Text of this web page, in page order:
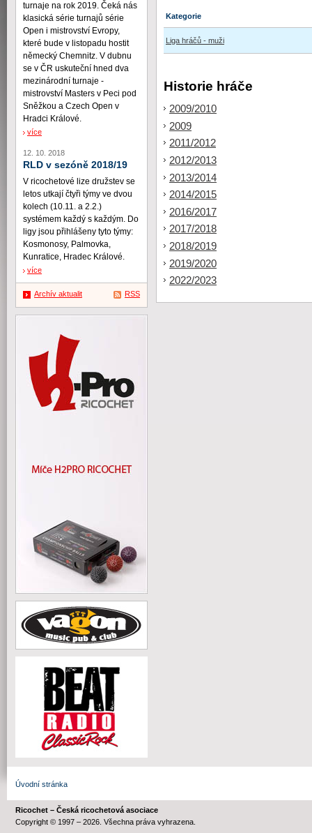
Kategorie
Liga hráčů - muži
Historie hráče
2009/2010
2009
2011/2012
2012/2013
2013/2014
2014/2015
2016/2017
2017/2018
2018/2019
2019/2020
2022/2023
turnaje na rok 2019. Čeká nás
klasická série turnajů série
Open i mistrovství Evropy,
které bude v listopadu hostit
německý Chemnitz. V dubnu
se v ČR uskuteční hned dva
mezinárodní turnaje -
mistrovství Masters v Peci pod
Sněžkou a Czech Open v
Hradci Králové.
více
12. 10. 2018
RLD v sezóně 2018/19
V ricochetové lize družstev se
letos utkají čtyři týmy ve dvou
kolech (10.11. a 2.2.)
systémem každý s každým. Do
ligy jsou přihlášeny tyto týmy:
Kosmonosy, Palmovka,
Kunratice, Hradec Králové.
více
Archív aktualit RSS
Úvodní stránka
Ricochet – Česká ricochetová asociace
Copyright © 1997 – 2026. Všechna práva vyhrazena.